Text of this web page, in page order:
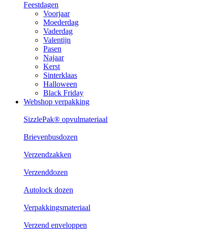
Feestdagen
Voorjaar
Moederdag
Vaderdag
Valentijn
Pasen
Najaar
Kerst
Sinterklaas
Halloween
Black Friday
Webshop verpakking
SizzlePak® opvulmateriaal
Brievenbusdozen
Verzendzakken
Verzenddozen
Autolock dozen
Verpakkingsmateriaal
Verzend enveloppen